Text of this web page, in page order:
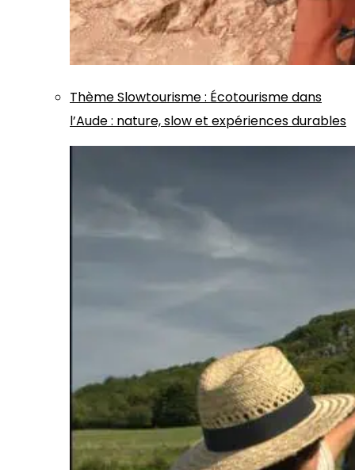
ThèmeSlowtourisme: Écotourisme dans
l’Aude : nature, slow et expériences durables